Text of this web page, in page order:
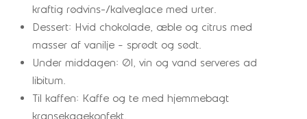
kraftig rødvins-/kalveglace med urter.
Dessert: Hvid chokolade, æble og citrus med
masser af vanilje – sprødt og sødt.
Under middagen: Øl, vin og vand serveres ad
libitum.
Til kaffen: Kaffe og te med hjemmebagt